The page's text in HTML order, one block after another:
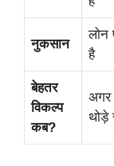
नुकसान
लोन
है
बेहतर
विकल्प
कब?
अगर
थोड़े